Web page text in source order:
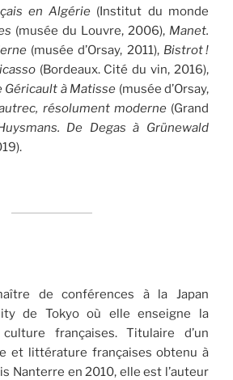
en Algérie (Institut du monde
(musée du Louvre, 2006), Manet.
(musée d’Orsay, 2011), Bistrot!
(Bordeaux. Cité du vin, 2016),
Géricault à Matisse (musée d’Orsay,
résolument moderne(Grand
De Degas à Grünewald
de conférences à la Japan
de Tokyo où elle enseigne la
françaises. Titulaire d’un
et littérature françaises obtenu à
Nanterre en 2010, elle est l’auteur